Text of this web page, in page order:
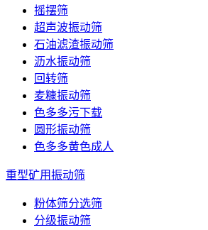
摇摆筛
超声波振动筛
石油滤渣振动筛
沥水振动筛
回转筛
麦糠振动筛
色多多污下载
圆形振动筛
色多多黄色成人
重型矿用振动筛
粉体筛分选筛
分级振动筛